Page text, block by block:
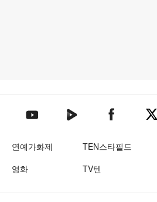
텐아시아 유튜브텐아시아 네이버TV
텐아시아 페텐
연예가화제 TEN스타필드
영화
TV텐